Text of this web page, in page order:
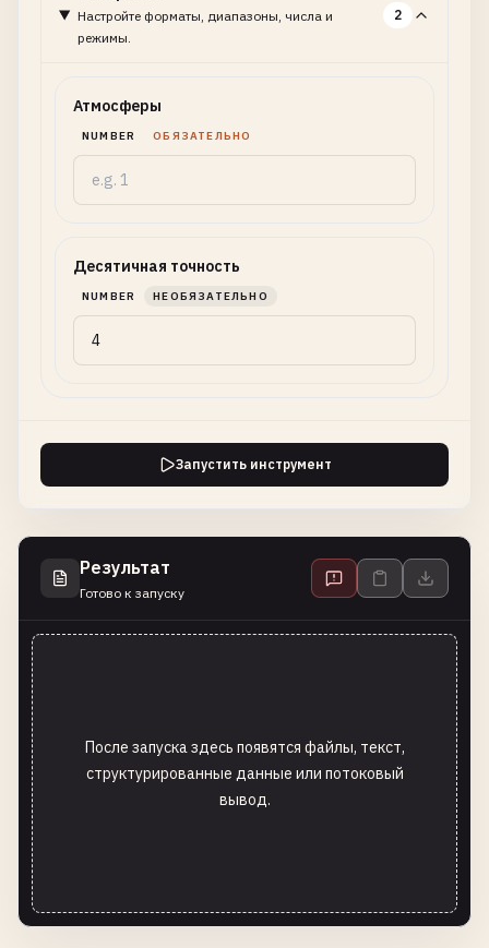
Настройте форматы, диапазоны, числа и
режимы.
2
Атмосферы
NUMBER ОБЯЗАТЕЛЬНО
Десятичная точность
NUMBER НЕОБЯЗАТЕЛЬНО
Запустить инструмент
Результат
Готово к запуску
После запуска здесь появятся файлы, текст,
структурированные данные или потоковый
вывод.